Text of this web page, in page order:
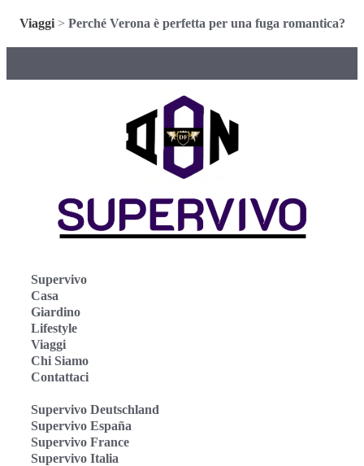
Viaggi> Perché Verona è perfetta per una fuga romantica?
Supervivo
Casa
Giardino
Lifestyle
Viaggi
Chi Siamo
Contattaci
Supervivo Deutschland
Supervivo España
Supervivo France
Supervivo Italia